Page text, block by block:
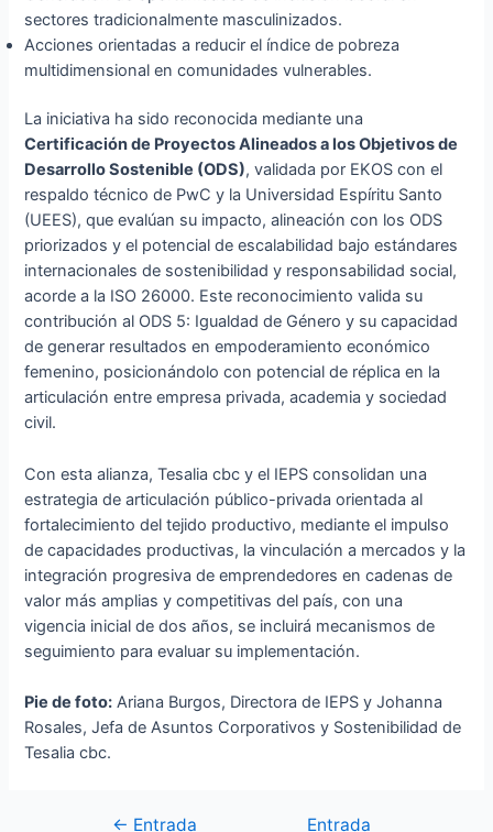
sectores tradicionalmente masculinizados.
Acciones orientadas a reducir el índice de pobreza
multidimensional en comunidades vulnerables.
La iniciativa ha sido reconocida mediante una
Certificación de Proyectos Alineados a los Objetivos de
Desarrollo Sostenible (ODS), validada por EKOS con el
respaldo técnico de PwC y la Universidad Espíritu Santo
(UEES), que evalúan su impacto, alineación con los ODS
priorizados y el potencial de escalabilidad bajo estándares
internacionales de sostenibilidad y responsabilidad social,
acorde a la ISO 26000. Este reconocimiento valida su
contribución al ODS 5: Igualdad de Género y su capacidad
de generar resultados en empoderamiento económico
femenino, posicionándolo con potencial de réplica en la
articulación entre empresa privada, academia y sociedad
civil.
Con esta alianza, Tesalia cbc y el IEPS consolidan una
estrategia de articulación público-privada orientada al
fortalecimiento del tejido productivo, mediante el impulso
de capacidades productivas, la vinculación a mercados y la
integración progresiva de emprendedores en cadenas de
valor más amplias y competitivas del país, con una
vigencia inicial de dos años, se incluirá mecanismos de
seguimiento para evaluar su implementación.
Pie de foto: Ariana Burgos, Directora de IEPS y Johanna
Rosales, Jefa de Asuntos Corporativos y Sostenibilidad de
Tesalia cbc.
← Entrada Entrada